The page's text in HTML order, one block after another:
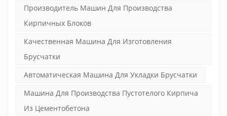
двойными преобразователями
частоты, а силу можно
качества бетонных изделий.
Производитель Машин Для Производства
Кирпичных Блоков
Качественная Машина Для Изготовления
Брусчатки
Автоматическая Машина Для Укладки Брусчатки
Машина Для Производства Пустотелого Кирпича
Из Цементобетона